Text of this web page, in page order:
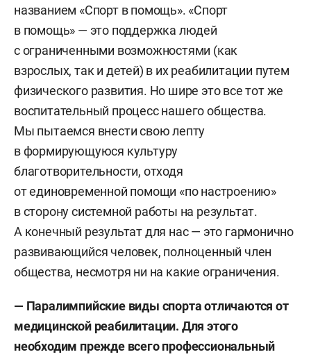
названием «Спорт в помощь». «Спорт
в помощь» — это поддержка людей
с ограниченными возможностями (как
взрослых, так и детей) в их реабилитации путем
физического развития. Но шире это все тот же
воспитательный процесс нашего общества.
Мы пытаемся внести свою лепту
в формирующуюся культуру
благотворительности, отходя
от единовременной помощи «по настроению»
в сторону системной работы на результат.
А конечный результат для нас — это гармонично
развивающийся человек, полноценный член
общества, несмотря ни на какие ограничения.
— Паралимпийские виды спорта отличаются от
медицинской реабилитации. Для этого
необходим прежде всего профессиональный